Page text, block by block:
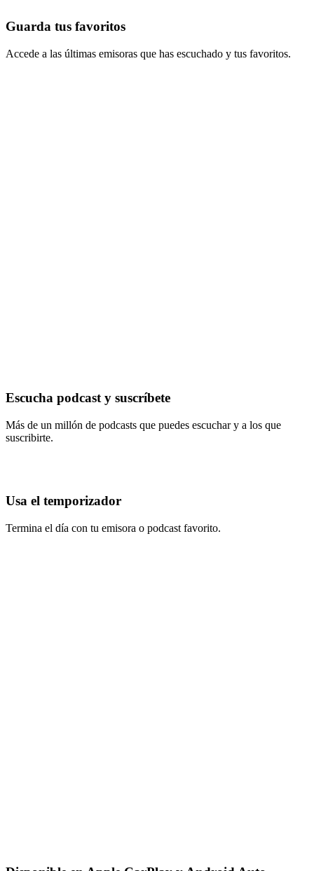
Guarda tus favoritos
Accede a las últimas emisoras que has escuchado y tus favoritos.
Escucha podcast y suscríbete
Más de un millón de podcasts que puedes escuchar y a los que
suscribirte.
Usa el temporizador
Termina el día con tu emisora o podcast favorito.